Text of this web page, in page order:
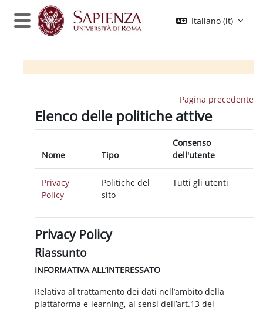
Vai al contenuto principale
Pannello laterale
Italiano ‎(it)‎
Pagina precedente
Elenco delle politiche attive
Nome Tipo
Consenso
dell'utente
Privacy
Policy
Politiche del
sito
Tutti gli utenti
Privacy Policy
Riassunto
INFORMATIVA ALL’INTERESSATO
Relativa al trattamento dei dati nell’ambito della
piattaforma e-learning, ai sensi dell’art.13 del